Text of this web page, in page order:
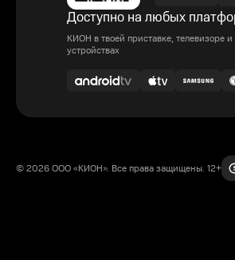
Доступно на любых
КИОН в твоей приставке, телевизоре
устройствах
© 2026 ООО «КИОН». Все права защищены. 12+